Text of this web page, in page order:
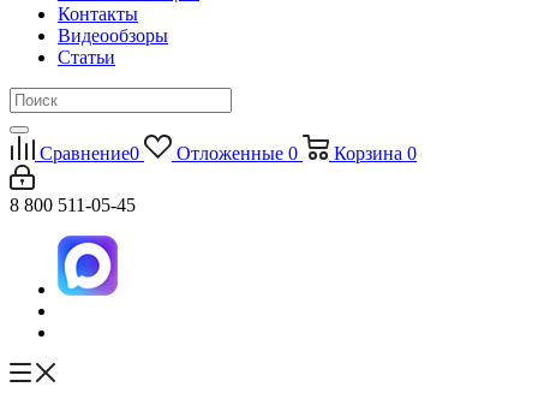
Контакты
Видеообзоры
Статьи
Сравнение0 Отложенные 0 Корзина 0
8 800 511-05-45